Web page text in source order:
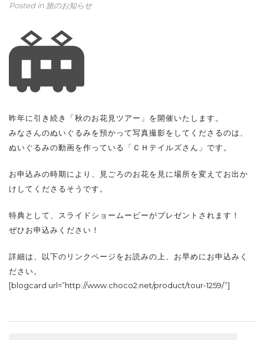
Posted in 旅のお知らせ
昨年に引き続き「秋のお花見ツアー」を開催いたします。
みなさんのぬいぐるみを預かって写真撮影をしてくださるのは、
ぬいぐるみの動画を作っている「ＣＨテイルズさん」です。
お申込みの時期により、見ごろのお花を見に場所を変えてお出か
けしてくださるそうです。
特典として、スライドショームービーがプレゼントされます！
ぜひお申込みください！
詳細は、以下のリンクページをお読みの上、お早めにお申込みく
ださい。
[blogcard url=”http://www.choco2.net/product/tour-1259/”]